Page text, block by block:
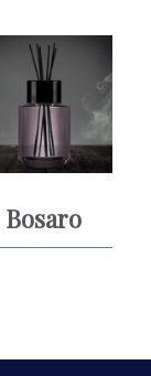
Bosaro